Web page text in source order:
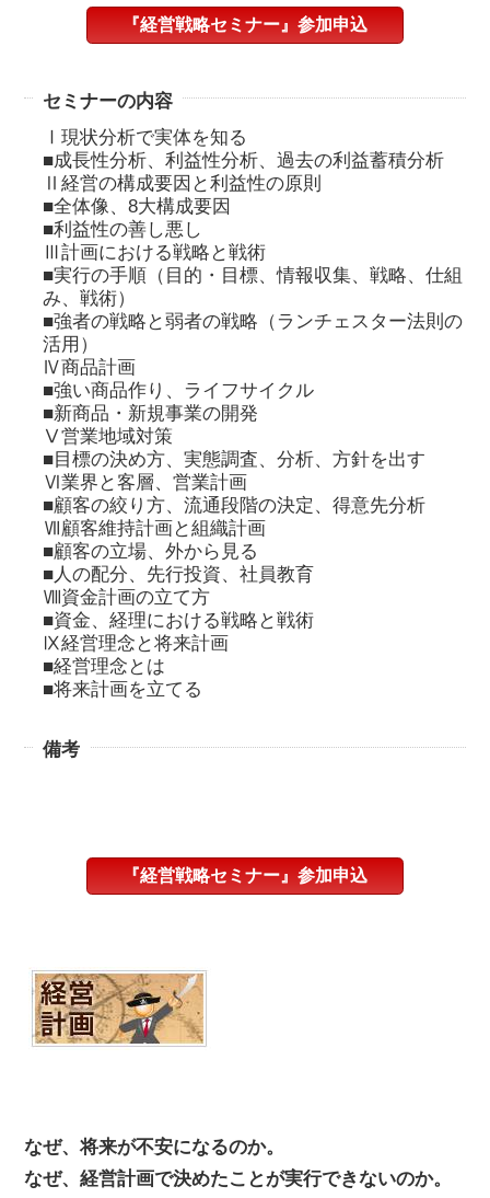
『経営戦略セミナー』参加申込
セミナーの内容
Ⅰ現状分析で実体を知る
■成長性分析、利益性分析、過去の利益蓄積分析
Ⅱ経営の構成要因と利益性の原則
■全体像、8大構成要因
■利益性の善し悪し
Ⅲ計画における戦略と戦術
■実行の手順（目的・目標、情報収集、戦略、仕組
み、戦術）
■強者の戦略と弱者の戦略（ランチェスター法則の
活用）
Ⅳ商品計画
■強い商品作り、ライフサイクル
■新商品・新規事業の開発
Ⅴ営業地域対策
■目標の決め方、実態調査、分析、方針を出す
Ⅵ業界と客層、営業計画
■顧客の絞り方、流通段階の決定、得意先分析
Ⅶ顧客維持計画と組織計画
■顧客の立場、外から見る
■人の配分、先行投資、社員教育
Ⅷ資金計画の立て方
■資金、経理における戦略と戦術
Ⅸ経営理念と将来計画
■経営理念とは
■将来計画を立てる
備考
『経営戦略セミナー』参加申込
なぜ、将来が不安になるのか。
なぜ、経営計画で決めたことが実行できないのか。